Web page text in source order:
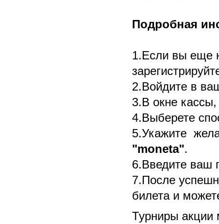
Подробная
1.Если вы еще
2.Войдите в
3.В окне
4.Выберете
5.Укажите
"moneta".
6.Введите ваш
7.После
билета и
Турниры акции